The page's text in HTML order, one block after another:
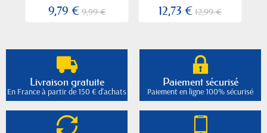
9,79 €9,99 € 12,73 € 12,99 €
Livraison gratuite
En France à partir de 150 € d'achats
Paiement sécurisé
Paiement en ligne 100% sécurisé